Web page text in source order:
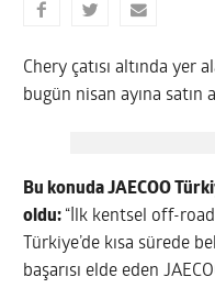
Chery çatısı altında yer
bugün nisan ayına satın
Bu konuda JAECOO
oldu: “İlk kentsel off-
Türkiye’de kısa sürede
başarısı elde eden